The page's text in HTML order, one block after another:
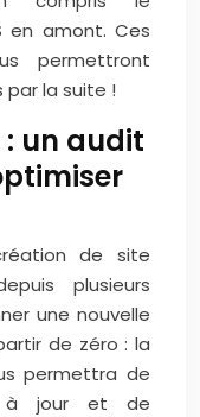
en amont. Ces
permettront
par la suite !
: un audit
de site
plusieurs
une nouvelle
de zéro : la
permettra de
à jour et de